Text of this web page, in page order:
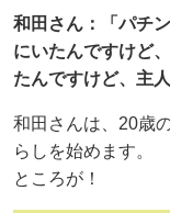
和田さん：「パチ
にいたんですけど
たんですけど、主
和田さんは、20歳
らしを始めます。
ところが！